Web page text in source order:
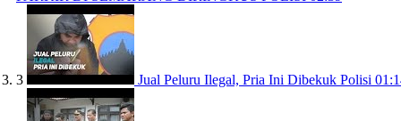
3 Jual Peluru Ilegal, Pria Ini Dibekuk Polisi